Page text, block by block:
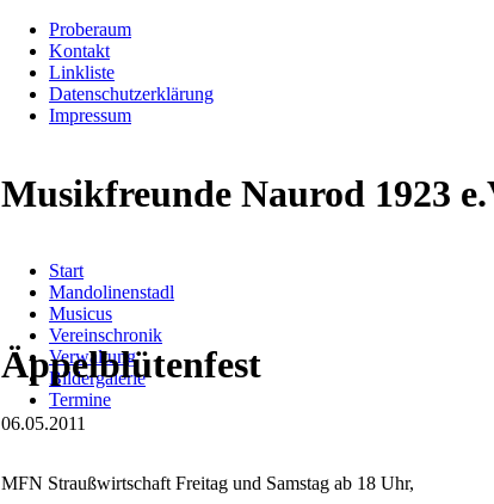
Proberaum
Kontakt
Linkliste
Datenschutzerklärung
Impressum
Musikfreunde Naurod 1923
überspringen
Start
Mandolinenstadl
Musicus
Vereinschronik
Verwaltung
Bildergalerie
Termine
Äppelblütenfest
06.05.2011
MFN Straußwirtschaft Freitag und Samstag ab 18 Uhr,